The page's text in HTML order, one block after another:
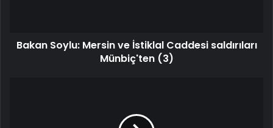
Bakan Soylu: Mersin ve İstiklal Caddesi saldırıları
Münbiç'ten (3)